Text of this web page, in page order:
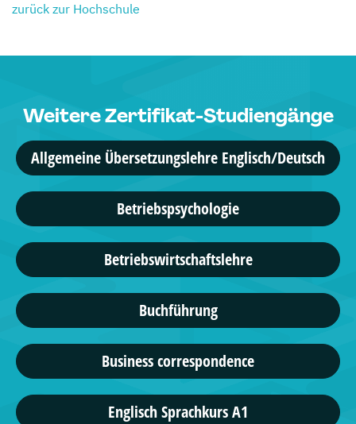
zurück zur Hochschule
Weitere Zertifikat-Studiengänge
Allgemeine Übersetzungslehre Englisch/Deutsch
Betriebspsychologie
Betriebswirtschaftslehre
Buchführung
Business correspondence
Englisch Sprachkurs A1